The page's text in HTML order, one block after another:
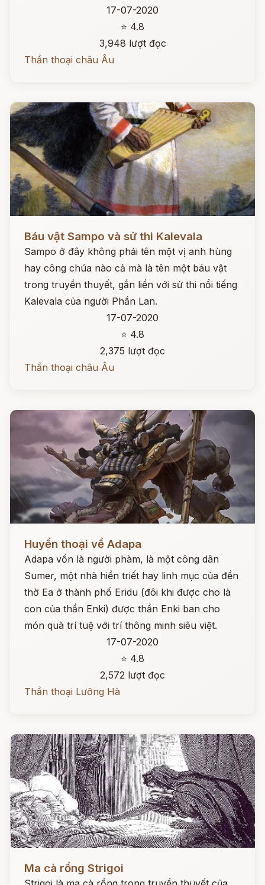
17-07-2020
⭐ 4.8
3,948 lượt đọc
Thần thoại châu Âu
Báu vật Sampo và sử thi Kalevala
Sampo ở đây không phải tên một vị anh hùng
hay công chúa nào cả mà là tên một báu vật
trong truyền thuyết, gắn liền với sử thi nổi tiếng
Kalevala của người Phần Lan.
17-07-2020
⭐ 4.8
2,375 lượt đọc
Thần thoại châu Âu
Đọc ngay
Huyền thoại về Adapa
Adapa vốn là người phàm, là một công dân
Sumer, một nhà hiền triết hay linh mục của đền
thờ Ea ở thành phố Eridu (đôi khi được cho là
con của thần Enki) được thần Enki ban cho
món quà trí tuệ với trí thông minh siêu việt.
17-07-2020
⭐ 4.8
2,572 lượt đọc
Thần thoại Lưỡng Hà
Ma cà rồng Strigoi